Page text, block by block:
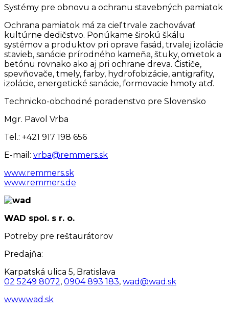
Systémy pre obnovu a ochranu stavebných pamiatok
Ochrana pamiatok má za cieľ trvale zachovávať
kultúrne dedičstvo. Ponúkame širokú škálu
systémov a produktov pri oprave fasád, trvalej izolácie
stavieb, sanácie prírodného kameňa, štuky, omietok a
betónu rovnako ako aj pri ochrane dreva. Čističe,
spevňovače, tmely, farby, hydrofobizácie, antigrafity,
izolácie, energetické sanácie, formovacie hmoty atď.
Technicko-obchodné poradenstvo pre Slovensko
Mgr. Pavol Vrba
Tel.: +421 917 198 656
E-mail: vrba@remmers.sk
www.remmers.sk
www.remmers.de
WAD spol. s r. o.
Potreby pre reštaurátorov
Predajňa:
Karpatská ulica 5, Bratislava
02 5249 8072, 0904 893 183, wad@wad.sk
www.wad.sk